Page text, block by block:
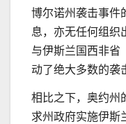
博尔诺州袭击事件
息，亦无任何组织
与伊斯兰国西非省
动了绝大多数的袭
相比之下，奥约州
求州政府实施伊斯